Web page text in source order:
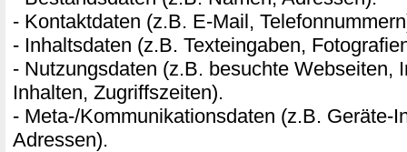
- Kontaktdaten (z.B. E-Mail,
- Inhaltsdaten (z.B. Texteingaben,
- Nutzungsdaten (z.B. besuchte Webseiten,
Inhalten, Zugriffszeiten).
- Meta-/Kommunikationsdaten (z.B. Geräte-
Adressen).